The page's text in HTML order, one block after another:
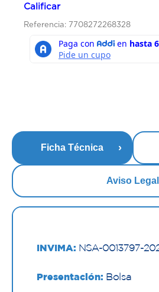
Calificar
Referencia: 7708272268328
Ficha Técnica
Aviso Legal
INVIMA: NSA-0013797-
Presentación: Bolsa